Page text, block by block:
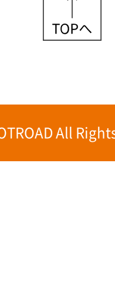
All